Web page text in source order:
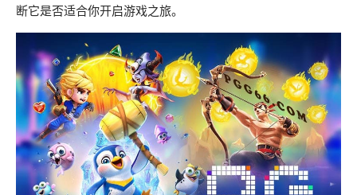
断它是否适合你开启游戏之旅。